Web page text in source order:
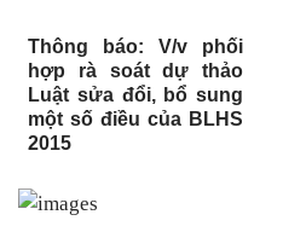
Thông báo: V/v phối
hợp rà soát dự thảo
Luật sửa đổi, bổ sung
một số điều của BLHS
2015